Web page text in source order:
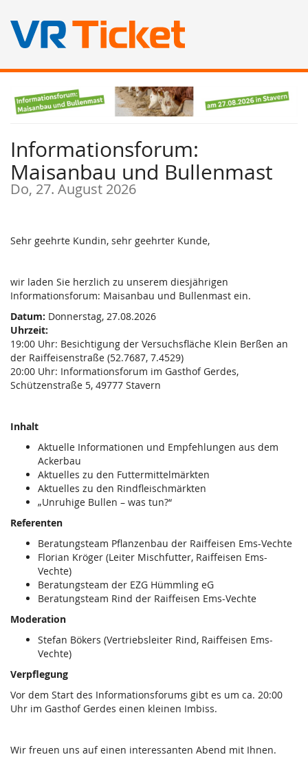
Haupt-
Inhalt
Informationsforum:
Maisanbau und Bullenmast
Do, 27. August 2026
Sehr geehrte Kundin, sehr geehrter Kunde,
wir laden Sie herzlich zu unserem diesjährigen
Informationsforum: Maisanbau und Bullenmast ein.
Datum: Donnerstag, 27.08.2026
Uhrzeit:
19:00 Uhr: Besichtigung der Versuchsfläche Klein Berßen an
der Raiffeisenstraße (52.7687, 7.4529)
20:00 Uhr: Informationsforum im Gasthof Gerdes,
Schützenstraße 5, 49777 Stavern
Inhalt
Aktuelle Informationen und Empfehlungen aus dem
Ackerbau
Aktuelles zu den Futtermittelmärkten
Aktuelles zu den Rindfleischmärkten
„Unruhige Bullen – was tun?“
Referenten
Beratungsteam Pflanzenbau der Raiffeisen Ems-Vechte
Florian Kröger (Leiter Mischfutter, Raiffeisen Ems-
Vechte)
Beratungsteam der EZG Hümmling eG
Beratungsteam Rind der Raiffeisen Ems-Vechte
Moderation
Stefan Bökers (Vertriebsleiter Rind, Raiffeisen Ems-
Vechte)
Verpflegung
Vor dem Start des Informationsforums gibt es um ca. 20:00
Uhr im Gasthof Gerdes einen kleinen Imbiss.
Wir freuen uns auf einen interessanten Abend mit Ihnen.